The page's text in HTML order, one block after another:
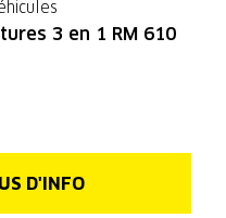
3 en 1 RM 610
D'INFO